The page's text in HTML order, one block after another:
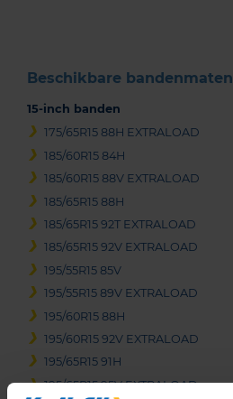
Beschikbare bandenmaten
15-inch banden
175/65R15 88H EXTRALOAD
185/60R15 84H
185/60R15 88V EXTRALOAD
185/65R15 88H
185/65R15 92T EXTRALOAD
185/65R15 92V EXTRALOAD
195/55R15 85V
195/55R15 89V EXTRALOAD
195/60R15 88H
195/60R15 92V EXTRALOAD
195/65R15 91H
195/65R15 95V EXTRALOAD